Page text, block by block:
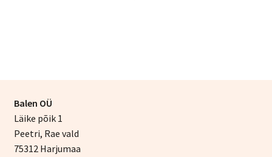
Balen OÜ
Läike põik 1
Peetri, Rae vald
75312 Harjumaa